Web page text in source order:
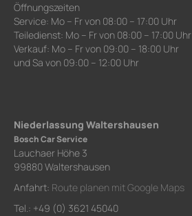
Öffnungszeiten
Service: Mo – Fr von 08:00 – 17:00 Uhr
Teiledienst: Mo – Fr von 08:00 – 17:00 Uhr
Verkauf: Mo – Fr von 09:00 – 18:00 Uhr
und Sa von 09:00 – 12:00 Uhr
Niederlassung Waltershausen
Bosch Car Service
Lauchaer Höhe 3
99880 Waltershausen
Anfahrt: Route planen mit Google Maps
Tel.: +49 (0) 3621 45040